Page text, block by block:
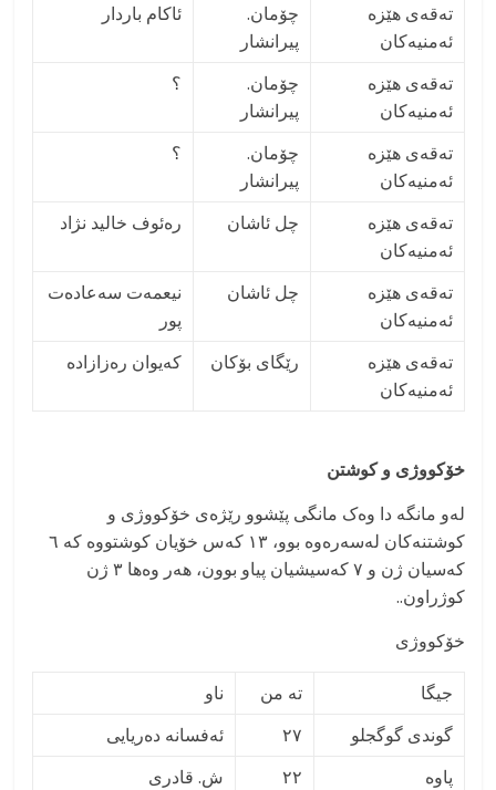
تەقەی هێزە
ئەمنیەکان
چۆمان.
پیرانشار
ئاکام باردار
تەقەی هێزە
ئەمنیەکان
چۆمان.
پیرانشار
؟
تەقەی هێزە
ئەمنیەکان
چۆمان.
پیرانشار
؟
تەقەی هێزە
ئەمنیەکان
چل ئاشان رەئوف خالید نژاد
تەقەی هێزە
ئەمنیەکان
چل ئاشان
نیعمەت سەعادەت
پور
تەقەی هێزە
ئەمنیەکان
رێگای بۆکان كەيوان رەزازاده
خۆکووژی و کوشتن
لەو مانگە دا وەک مانگی پێشوو رێژەی خۆکووژی و
کوشتنەکان لەسەرەوە بوو، ١٣ کەس خۆیان کوشتووە کە ٦
کەسیان ژن و ٧ کەسیشیان پیاو بوون، هەر وەها ٣ ژن
کوژراون..
خۆکووژی
جیگا ته من
ناو
گوندی گوگجلو
٢٧
ئەفسانه دەریایی
پاوه
٢٢
ش. قادری